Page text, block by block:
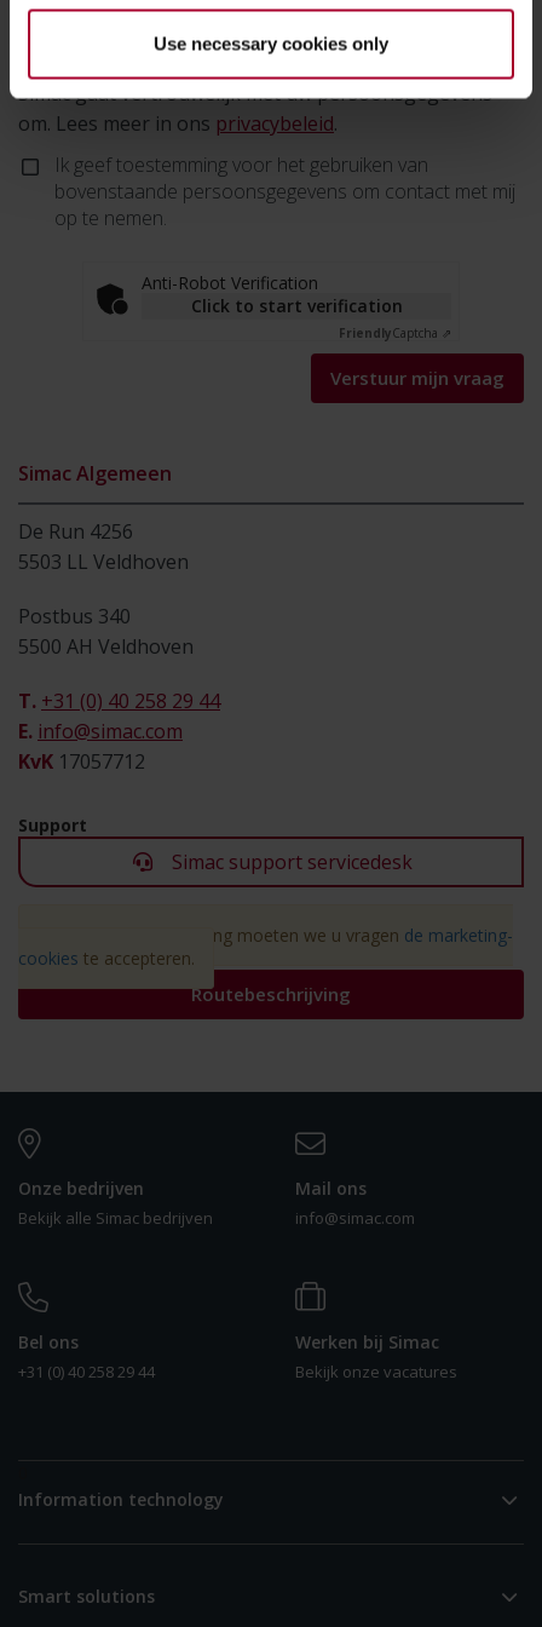
Use necessary cookies only
Simac gaat vertrouwelijk met uw persoonsgegevens
om. Lees meer in ons privacybeleid.
Ik geef toestemming voor het gebruiken van
bovenstaande persoonsgegevens om contact met mij
op te nemen.
Anti-Robot Verification
Click to start verification
FriendlyCaptcha ⇗
Verstuur mijn vraag
Simac Algemeen
De Run 4256
5503 LL Veldhoven
Postbus 340
5500 AH Veldhoven
T. +31 (0) 40 258 29 44
E. info@simac.com
KvK 17057712
Support
Simac support servicedesk
Vanwege AVG-wetgeving moeten we u vragen de marketing-
cookies te accepteren.
Routebeschrijving
Onze bedrijven
Bekijk alle Simac bedrijven
Mail ons
info@simac.com
Bel ons
+31 (0) 40 258 29 44
Werken bij Simac
Bekijk onze vacatures
Information technology
Smart solutions